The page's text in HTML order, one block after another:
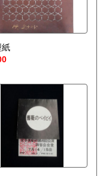
紙